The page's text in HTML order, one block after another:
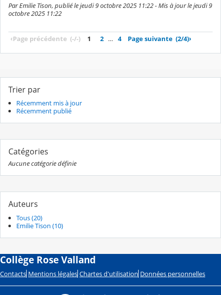
Par Emilie Tison, publié le jeudi 9 octobre 2025 11:22 - Mis à jour le jeudi 9
octobre 2025 11:22
‹Page précédente (-/-) 1 2 … 4 Page suivante (2/4)›
Trier par
Récemment mis à jour
Récemment publié
Catégories
Aucune catégorie définie
Auteurs
Tous (20)
Emilie Tison (10)
Collège Rose Valland
Contacts Mentions légales Chartes d'utilisation Données personnelles